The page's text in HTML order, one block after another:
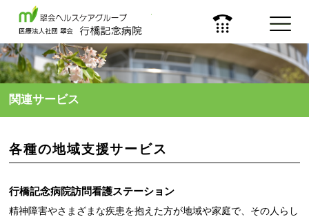
関連サービス
各種の地域支援サービス
行橋記念病院訪問看護ステーション
精神障害やさまざまな疾患を抱えた方が地域や家庭で、その人らし